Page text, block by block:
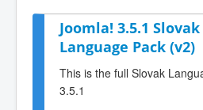
Joomla! 3.5.1 Slovak
Language Pack (v2)
This is the full Slovak
3.5.1